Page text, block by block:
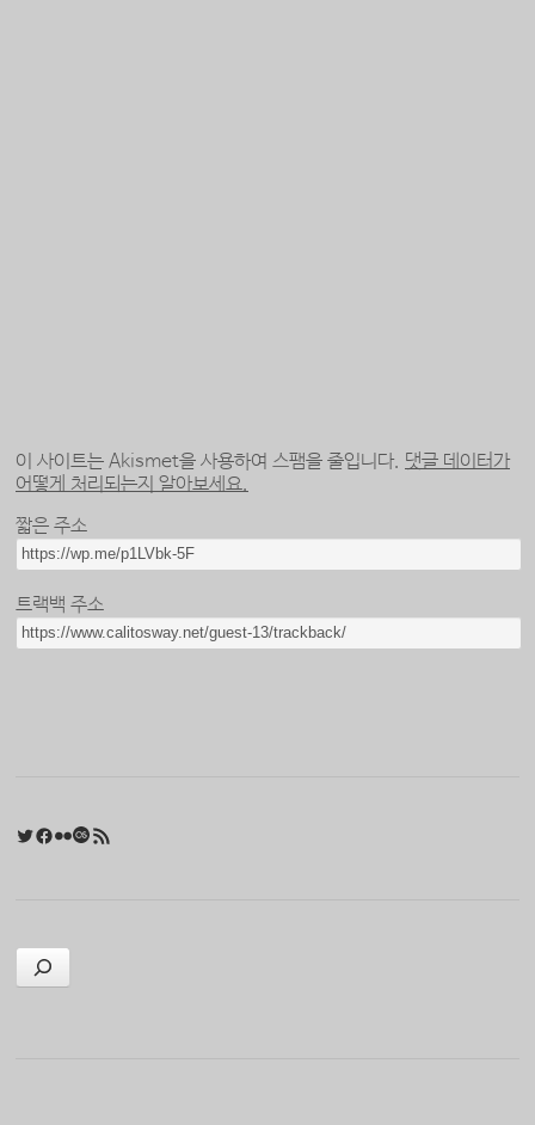
이 사이트는 Akismet을 사용하여 스팸을 줄입니다. 댓글 데이터가
어떻게 처리되는지 알아보세요.
짧은 주소
트랙백 주소
Twitter
Facebook
FlickrLast.fm
검색